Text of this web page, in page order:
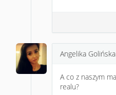
Angelika Golińska
A co z naszym
realu?